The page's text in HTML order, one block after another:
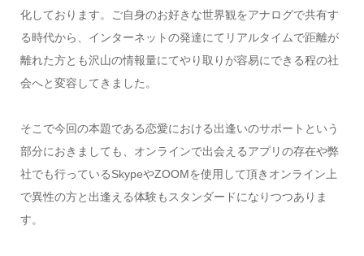
化しております。ご自身のお好きな世界観をアナログで共有す
る時代から、インターネットの発達にてリアルタイムで距離が
離れた方とも沢山の情報量にてやり取りが容易にできる程の社
会へと変容してきました。
そこで今回の本題である恋愛における出逢いのサポートという
部分におきましても、オンラインで出会えるアプリの存在や弊
社でも行っているSkypeやZOOMを使用して頂きオンライン上
で異性の方と出逢える体験もスタンダードになりつつありま
す。